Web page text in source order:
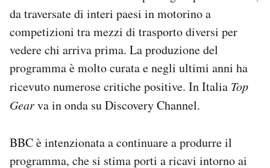
da traversate di interi paesi in motorino a
competizioni tra mezzi di trasporto diversi per
vedere chi arriva prima. La produzione del
programma è molto curata e negli ultimi anni ha
ricevuto numerose critiche positive. In Italia Top
Gearva in onda su Discovery Channel.
BBC è intenzionata a continuare a produrre il
programma, che si stima porti a ricavi intorno ai